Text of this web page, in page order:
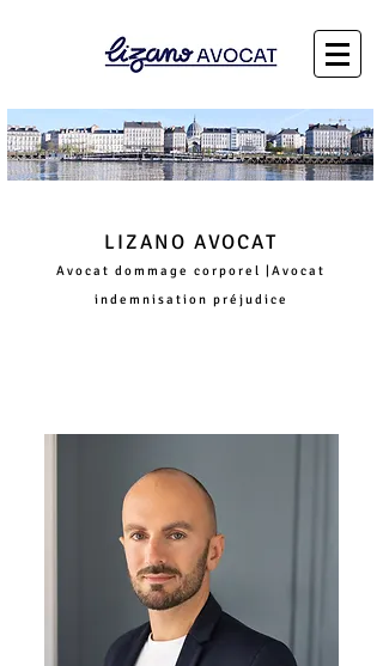
LIZANO AVOCAT
Avocat dommage corporel |Avocat
indemnisation préjudice